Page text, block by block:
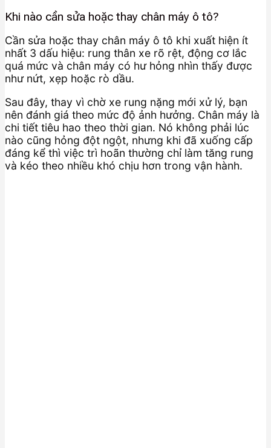
Khi nào cần sửa hoặc thay chân máy ô tô?
Cần sửa hoặc thay chân máy ô tô khi xuất hiện ít
nhất 3 dấu hiệu: rung thân xe rõ rệt, động cơ lắc
quá mức và chân máy có hư hỏng nhìn thấy được
như nứt, xẹp hoặc rò dầu.
Sau đây, thay vì chờ xe rung nặng mới xử lý, bạn
nên đánh giá theo mức độ ảnh hưởng. Chân máy là
chi tiết tiêu hao theo thời gian. Nó không phải lúc
nào cũng hỏng đột ngột, nhưng khi đã xuống cấp
đáng kể thì việc trì hoãn thường chỉ làm tăng rung
và kéo theo nhiều khó chịu hơn trong vận hành.